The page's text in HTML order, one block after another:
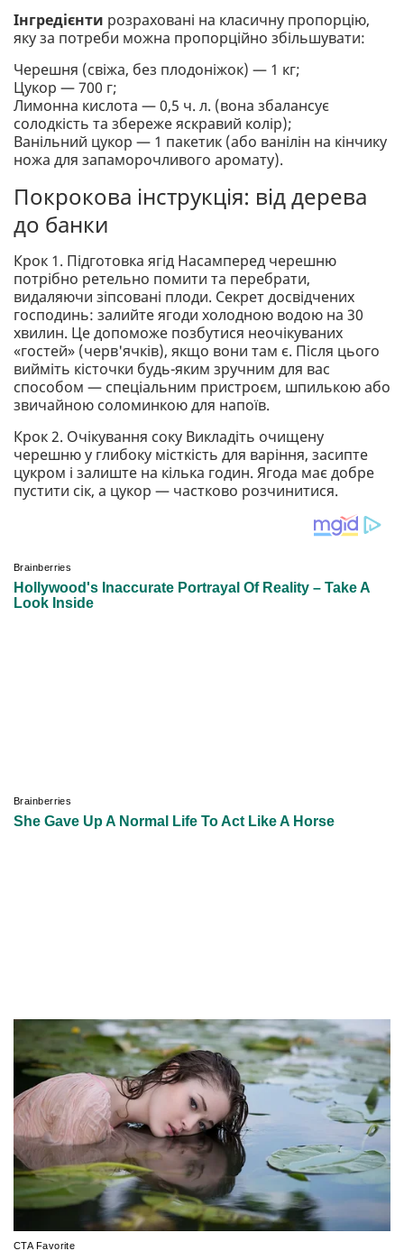
Інгредієнти розраховані на класичну пропорцію,
яку за потреби можна пропорційно збільшувати:
Черешня (свіжа, без плодоніжок) — 1 кг;
Цукор — 700 г;
Лимонна кислота — 0,5 ч. л. (вона збалансує
солодкість та збереже яскравий колір);
Ванільний цукор — 1 пакетик (або ванілін на кінчику
ножа для запаморочливого аромату).
Покрокова інструкція: від дерева
до банки
Крок 1. Підготовка ягід Насамперед черешню
потрібно ретельно помити та перебрати,
видаляючи зіпсовані плоди. Секрет досвідчених
господинь: залийте ягоди холодною водою на 30
хвилин. Це допоможе позбутися неочікуваних
«гостей» (черв'ячків), якщо вони там є. Після цього
вийміть кісточки будь-яким зручним для вас
способом — спеціальним пристроєм, шпилькою або
звичайною соломинкою для напоїв.
Крок 2. Очікування соку Викладіть очищену
черешню у глибоку місткість для варіння, засипте
цукром і залиште на кілька годин. Ягода має добре
пустити сік, а цукор — частково розчинитися.